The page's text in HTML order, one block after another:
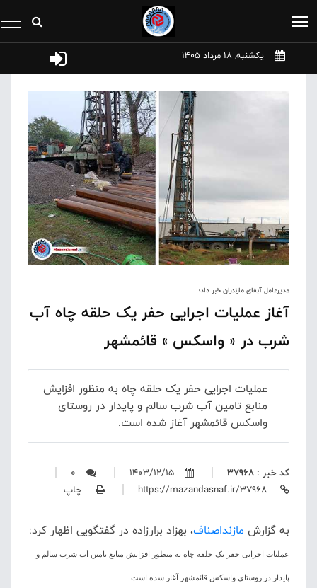
یکشنبه, 18 مرداد 1405
مدیرعامل آبفای مازندران خبر داد؛
آغاز عملیات اجرایی حفر یک حلقه چاه آب
شرب در « واسکس » قائمشهر
عملیات اجرایی حفر یک حلقه چاه به منظور افزایش
منابع تامین آب شرب سالم و پایدار در روستای
واسکس قائمشهر آغاز شده است.
کد خبر : 37968 1403/12/15
0
چاپ
به گزارش مازنداصناف، بهزاد برارزاده در گفتگویی اظهار کرد:
عملیات اجرایی حفر یک حلقه چاه به منظور افزایش منابع تامین آب شرب سالم و
پایدار در روستای واسکس قائمشهر آغاز شده است.